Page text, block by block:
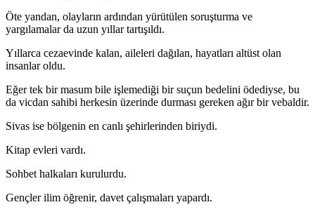
Öte yandan, olayların ardından yürütülen soruşturma ve
yargılamalar da uzun yıllar tartışıldı.
Yıllarca cezaevinde kalan, aileleri dağılan, hayatları altüst olan
insanlar oldu.
Eğer tek bir masum bile işlemediği bir suçun bedelini ödediyse, bu
da vicdan sahibi herkesin üzerinde durması gereken ağır bir vebaldir.
Sivas ise bölgenin en canlı şehirlerinden biriydi.
Kitap evleri vardı.
Sohbet halkaları kurulurdu.
Gençler ilim öğrenir, davet çalışmaları yapardı.